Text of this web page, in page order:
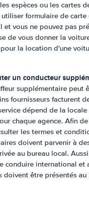
espèces ou les cartes
utiliser formulaire de
et vous ne pouvez pas
de vous donner la
la location d'une
un conducteur
supplémentaire peut
fournisseurs facturent
dépend de la
chaque agence. Afin
les termes et
doivent parvenir à
au bureau local.
conduire international et
doivent être présentés